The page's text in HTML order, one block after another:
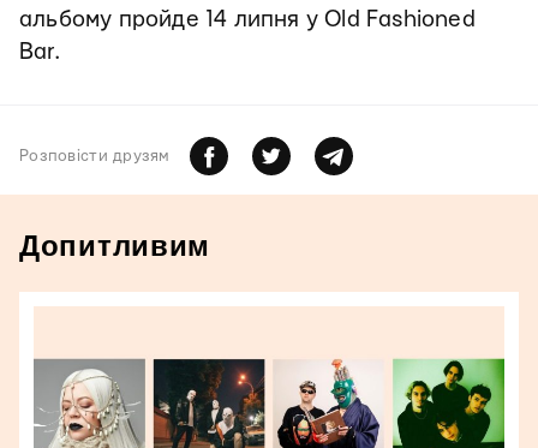
альбому пройде 14 липня у Old Fashioned
Bar.
Розповiсти друзям
Допитливим